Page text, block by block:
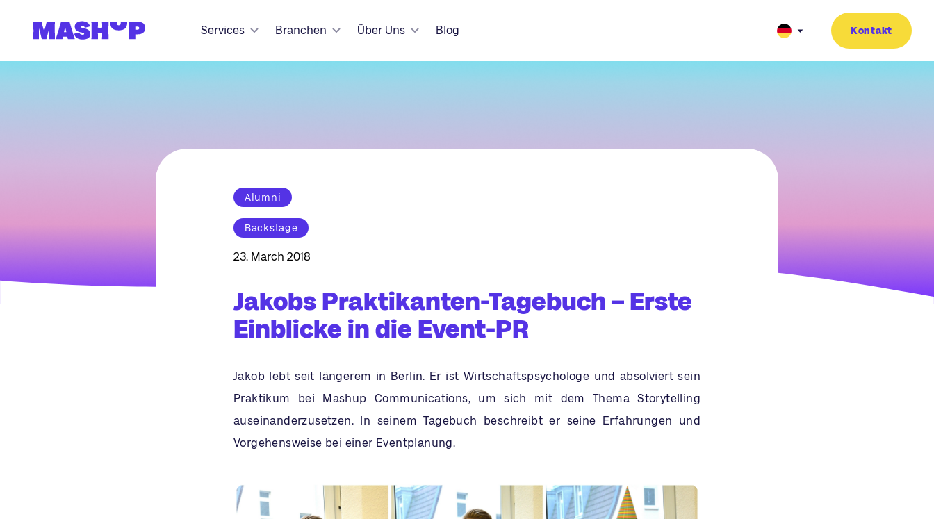
Services
Branchen Über Uns Blog Kontakt
Alumni
Backstage
23. March 2018
Jakobs Praktikanten-Tagebuch – Erste
Einblicke in die Event-PR
Jakob lebt seit längerem in Berlin. Er ist Wirtschaftspsychologe und absolviert sein
Praktikum bei Mashup Communications, um sich mit dem Thema Storytelling
auseinanderzusetzen. In seinem Tagebuch beschreibt er seine Erfahrungen und
Vorgehensweise bei einer Eventplanung.